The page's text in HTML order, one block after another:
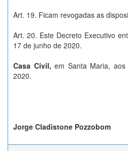
Art. 19. Ficam revogadas as
Art. 20. Este Decreto Executivo
17 de junho de 2020.
Casa Civil,em Santa Maria,
2020.
Jorge Cladistone Pozzobom